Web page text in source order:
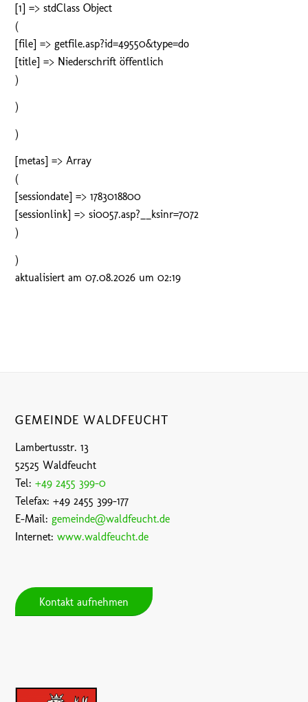
[1] => stdClass Object
(
[file] => getfile.asp?id=49550&type=do
[title] => Niederschrift öffentlich
)
)
)
[metas] => Array
(
[sessiondate] => 1783018800
[sessionlink] => si0057.asp?__ksinr=7072
)
)
aktualisiert am 07.08.2026 um 02:19
GEMEINDE WALDFEUCHT
Lambertusstr. 13
52525 Waldfeucht
Tel:+49 2455 399-0
Telefax: +49 2455 399-177
E-Mail: gemeinde@waldfeucht.de
Internet:www.waldfeucht.de
Kontakt aufnehmen